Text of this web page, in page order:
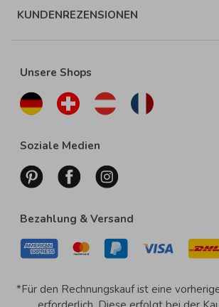
KUNDENREZENSIONEN
Unsere Shops
Soziale Medien
Bezahlung & Versand
*Für den Rechnungskauf ist eine